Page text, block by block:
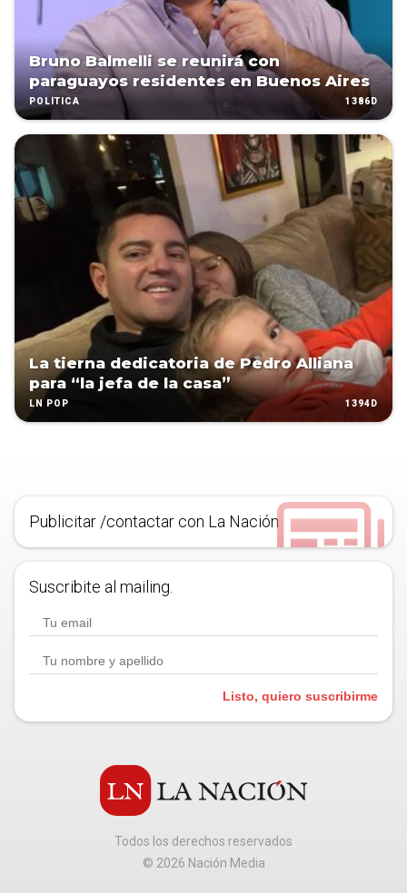
Bruno Balmelli se reunirá con
paraguayos residentes en Buenos Aires
POLÍTICA 1386D
La tierna dedicatoria de Pedro Alliana
para “la jefa de la casa”
LN POP 1394D
Publicitar /contactar con La Nación
Suscribite al mailing.
Listo, quiero suscribirme
Todos los derechos reservados
© 2026 Nación Media